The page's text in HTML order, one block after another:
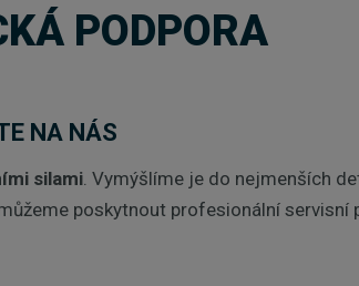
PODPORA
NA NÁS
silami. Vymýšlíme je do nejmenších
poskytnout profesionální servisní